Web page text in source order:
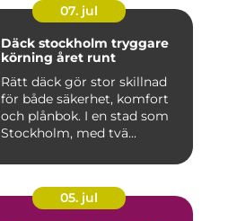
07. jul
Däck stockholm tryggare
körning året runt
Rätt däck gör stor skillnad
för både säkerhet, komfort
och plånbok. I en stad som
Stockholm, med tvä...
05. jul